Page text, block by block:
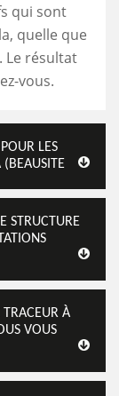
qui sont
quelle que
Le résultat
vous.
LES
(BEAUSITE
STRUCTURE
À
VOUS